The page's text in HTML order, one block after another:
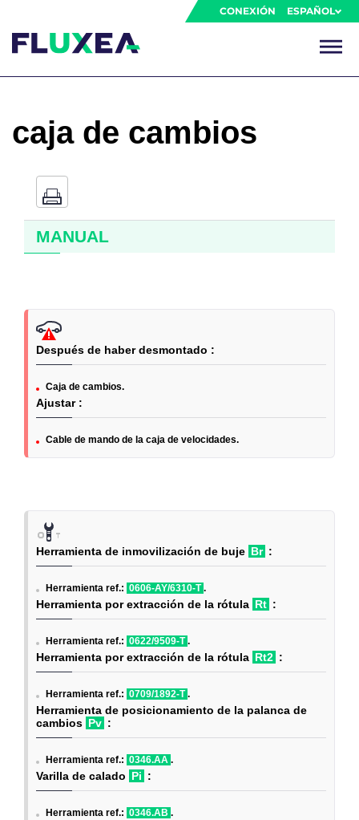
CONEXIÓN ESPAÑOL
caja de cambios
MANUAL
Después de haber desmontado :
Caja de cambios.
Ajustar :
Cable de mando de la caja de velocidades.
Herramienta de inmovilización de buje Br :
Herramienta ref.: 0606-AY/6310-T .
Herramienta por extracción de la rótula Rt :
Herramienta ref.: 0622/9509-T .
Herramienta por extracción de la rótula Rt2 :
Herramienta ref.: 0709/1892-T .
Herramienta de posicionamiento de la palanca de
cambios Pv :
Herramienta ref.: 0346.AA .
Varilla de calado Pi :
Herramienta ref.: 0346.AB .